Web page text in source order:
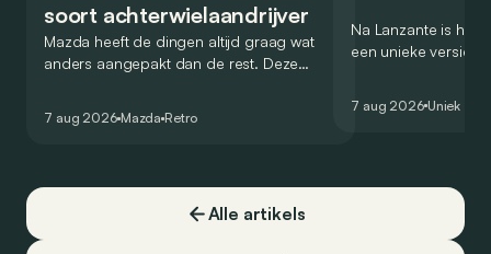
soort achterwielaandrijver
Mazda heeft de dingen altijd graag wat
anders aangepakt dan de rest. Deze
7 aug 2026 Mazda Retro
Na Lanzante is het
een unieke versie
7 aug 2026 Uniek
Alle artikels